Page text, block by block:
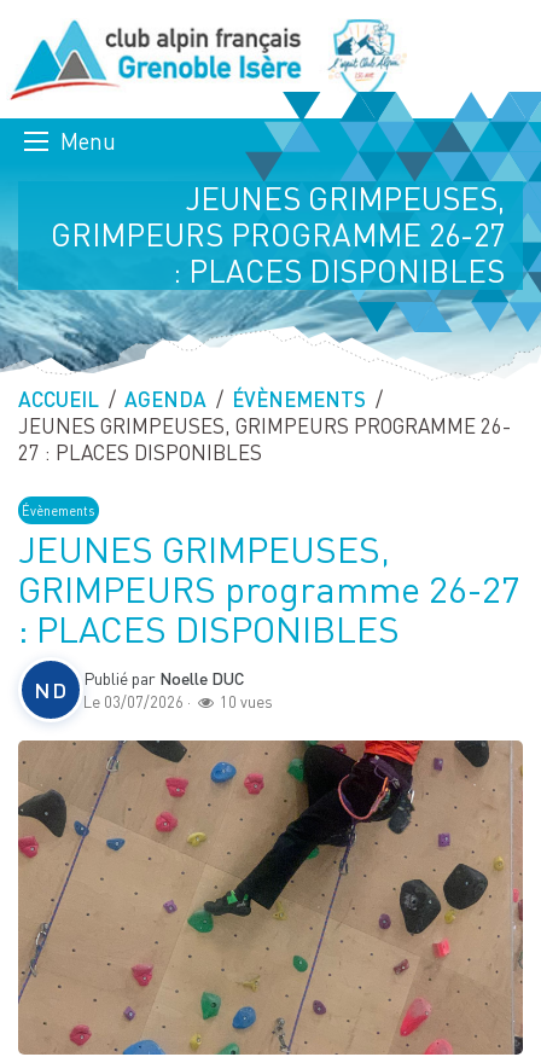
Menu
JEUNES GRIMPEUSES,
GRIMPEURS PROGRAMME 26-27
: PLACES DISPONIBLES
ACCUEIL AGENDA
ÉVÈNEMENTS
PAGE ACTUELLE :
JEUNES GRIMPEUSES, GRIMPEURS PROGRAMME 26-
27 : PLACES DISPONIBLES
Évènements
JEUNES GRIMPEUSES,
GRIMPEURS programme 26-27
: PLACES DISPONIBLES
ND Publié par Noelle DUC
Le 03/07/2026 · 10 vues